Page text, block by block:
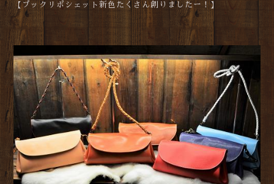
【プックリポシェット新色たくさん創りましたー！】